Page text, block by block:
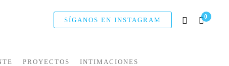
0
SÍGANOS EN INSTAGRAM
PROYECTOS INTIMACIONES